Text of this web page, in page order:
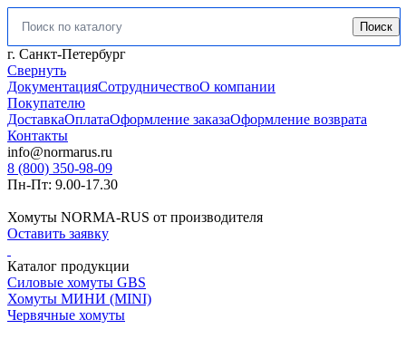
Искать: Поиск
г. Санкт-Петербург
Свернуть
ДокументацияСотрудничествоО компании
Покупателю
ДоставкаОплатаОформление заказаОформление возврата
Контакты
info@normarus.ru
8 (800) 350-98-09
Пн-Пт: 9.00-17.30
Хомуты NORMA-RUS от производителя
Оставить заявку
Каталог продукции
Силовые хомуты GBS
Хомуты МИНИ (MINI)
Червячные хомуты